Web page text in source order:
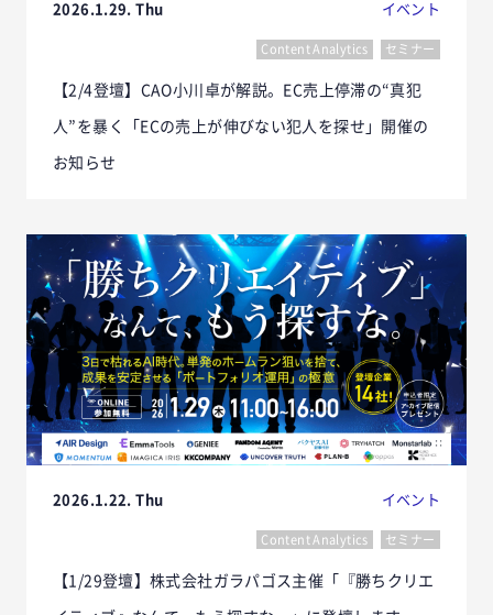
2026.1.29. Thu イベント
Content Analytics セミナー
【2/4登壇】CAO小川卓が解説。EC売上停滞の“真犯
人”を暴く「ECの売上が伸びない犯人を探せ」開催の
お知らせ
2026.1.22. Thu イベント
Content Analytics セミナー
【1/29登壇】株式会社ガラパゴス主催「『勝ちクリエ